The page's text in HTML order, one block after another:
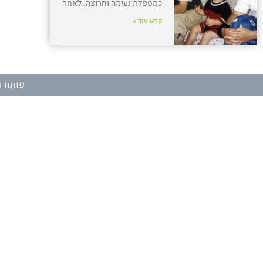
כמטפלת נעימה וחרוצה. לאחר
קרא עוד »
פותח